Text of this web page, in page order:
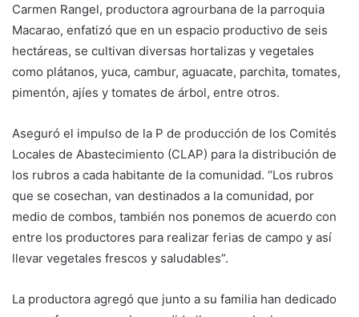
Carmen Rangel, productora agrourbana de la parroquia
Macarao, enfatizó que en un espacio productivo de seis
hectáreas, se cultivan diversas hortalizas y vegetales
como plátanos, yuca, cambur, aguacate, parchita, tomates,
pimentón, ajíes y tomates de árbol, entre otros.
Aseguró el impulso de la P de producción de los Comités
Locales de Abastecimiento (CLAP) para la distribución de
los rubros a cada habitante de la comunidad. “Los rubros
que se cosechan, van destinados a la comunidad, por
medio de combos, también nos ponemos de acuerdo con
entre los productores para realizar ferias de campo y así
llevar vegetales frescos y saludables”.
La productora agregó que junto a su familia han dedicado